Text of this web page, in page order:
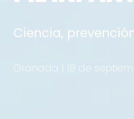
Ciencia,
Granada | 18 de